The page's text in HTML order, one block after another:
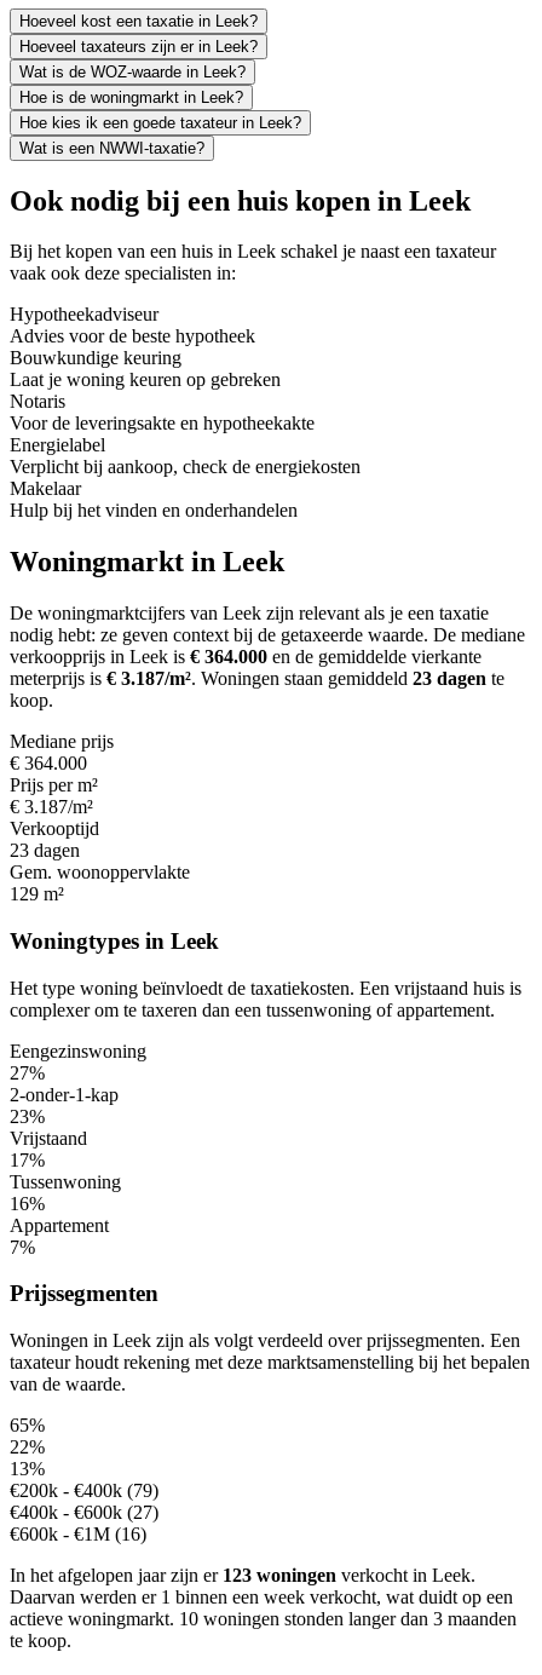
Hoeveel kost een taxatie in Leek?
Hoeveel taxateurs zijn er in Leek?
Wat is de WOZ-waarde in Leek?
Hoe is de woningmarkt in Leek?
Hoe kies ik een goede taxateur in Leek?
Wat is een NWWI-taxatie?
Ook nodig bij een huis kopen in Leek
Bij het kopen van een huis in Leek schakel je naast een taxateur
vaak ook deze specialisten in:
Hypotheekadviseur
Advies voor de beste hypotheek
Bouwkundige keuring
Laat je woning keuren op gebreken
Notaris
Voor de leveringsakte en hypotheekakte
Energielabel
Verplicht bij aankoop, check de energiekosten
Makelaar
Hulp bij het vinden en onderhandelen
Woningmarkt in Leek
De woningmarktcijfers van Leek zijn relevant als je een taxatie
nodig hebt: ze geven context bij de getaxeerde waarde. De mediane
verkoopprijs in Leek is € 364.000 en de gemiddelde vierkante
meterprijs is € 3.187/m². Woningen staan gemiddeld 23 dagen te
koop.
Mediane prijs
€ 364.000
Prijs per m²
€ 3.187/m²
Verkooptijd
23 dagen
Gem. woonoppervlakte
129 m²
Woningtypes in Leek
Het type woning beïnvloedt de taxatiekosten. Een vrijstaand huis is
complexer om te taxeren dan een tussenwoning of appartement.
Eengezinswoning
27%
2-onder-1-kap
23%
Vrijstaand
17%
Tussenwoning
16%
Appartement
7%
Prijssegmenten
Woningen in Leek zijn als volgt verdeeld over prijssegmenten. Een
taxateur houdt rekening met deze marktsamenstelling bij het bepalen
van de waarde.
65%
22%
13%
€200k - €400k (79)
€400k - €600k (27)
€600k - €1M (16)
In het afgelopen jaar zijn er 123 woningen verkocht in Leek.
Daarvan werden er 1 binnen een week verkocht, wat duidt op een
actieve woningmarkt. 10 woningen stonden langer dan 3 maanden
te koop.